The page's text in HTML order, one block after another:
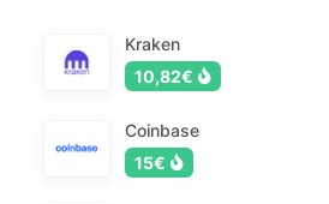
Kraken
10,82€
Coinbase
15€